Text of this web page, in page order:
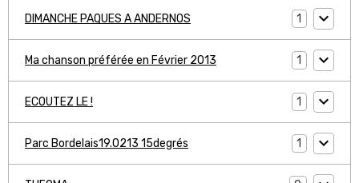
DIMANCHE PAQUES A ANDERNOS 1
Ma chanson préférée en Février 2013 1
ECOUTEZ LE ! 1
Parc Bordelais19.0213 15degrés 1